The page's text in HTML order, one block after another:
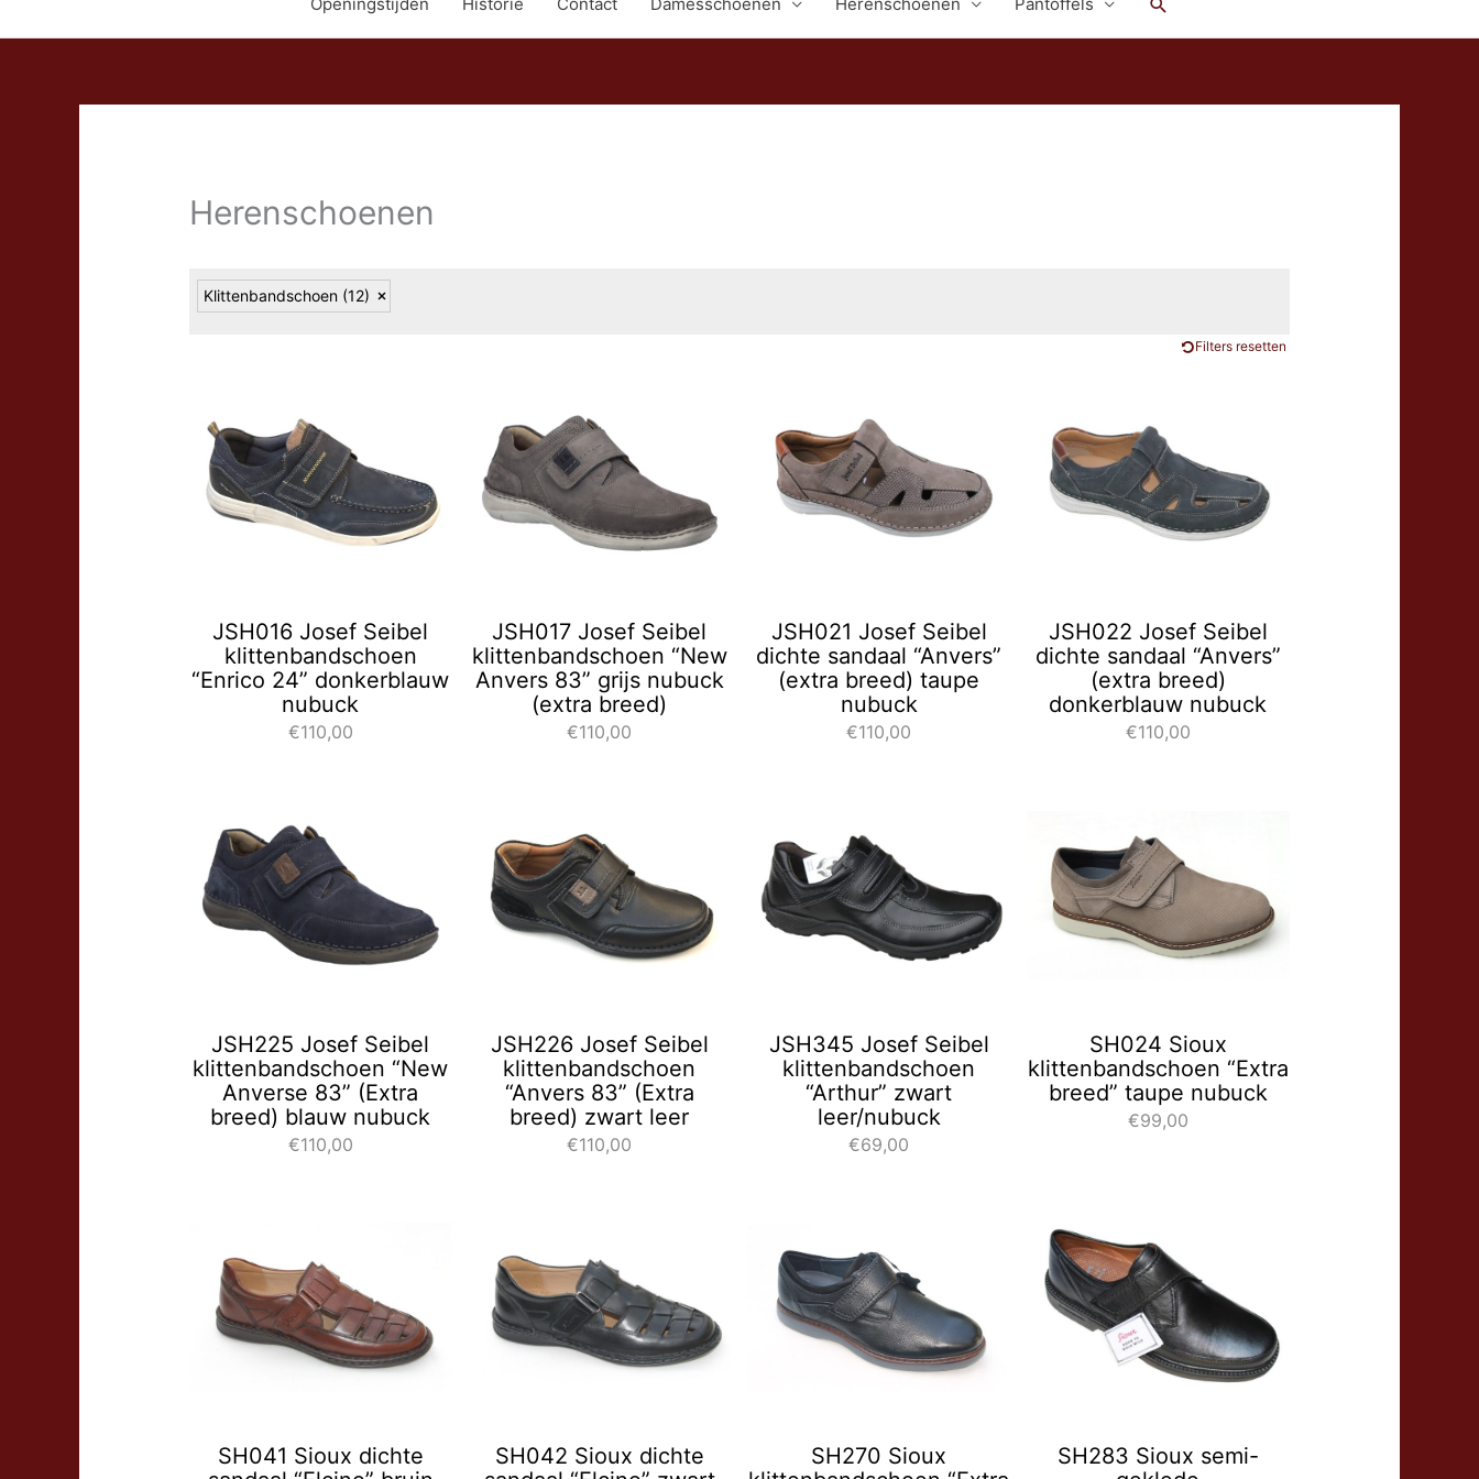
Herenschoenen
Klittenbandschoen (12)
Filters resetten
JSH016 Josef Seibel
klittenbandschoen
“Enrico 24” donkerblauw
nubuck
€110,00
JSH017 Josef Seibel
klittenbandschoen “New
Anvers 83” grijs nubuck
(extra breed)
€110,00
JSH021 Josef Seibel
dichte sandaal “Anvers”
(extra breed) taupe
nubuck
€110,00
JSH022 Josef Seibel
dichte sandaal “Anvers”
(extra breed)
donkerblauw nubuck
€110,00
JSH225 Josef Seibel
klittenbandschoen “New
Anverse 83” (Extra
breed) blauw nubuck
€110,00
JSH226 Josef Seibel
klittenbandschoen
“Anvers 83” (Extra
breed) zwart leer
€110,00
JSH345 Josef Seibel
klittenbandschoen
“Arthur” zwart
leer/nubuck
€69,00
SH024 Sioux
klittenbandschoen “Extra
breed” taupe nubuck
€99,00
SH041 Sioux dichte
SH042 Sioux dichte
SH270 Sioux
SH283 Sioux semi-